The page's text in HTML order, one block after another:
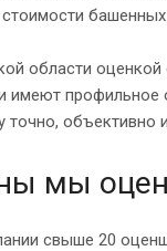
области оценкой
имеют профильное
точно, объективно
мы
свыше 20